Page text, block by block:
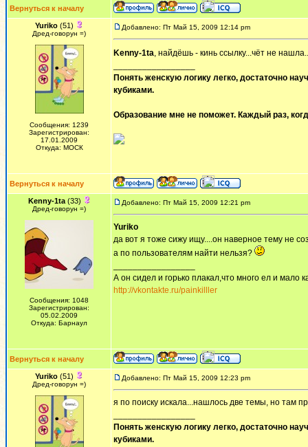
Вернуться к началу
Yuriko (51)
Дред-говорун =)
Сообщения: 1239
Зарегистрирован:
17.01.2009
Откуда: МОСК
Добавлено: Пт Май 15, 2009 12:14 pm
Kenny-1ta, найдёшь - кинь ссылку...чёт не
Понять женскую логику легко, достаточно
кубиками.
Образование мне не поможет. Каждый раз,
Вернуться к началу
Kenny-1ta(33)
Дред-говорун =)
Сообщения: 1048
Зарегистрирован:
05.02.2009
Откуда: Барнаул
Добавлено: Пт Май 15, 2009 12:21 pm
Yuriko
да вот я тоже сижу ищу....он наверное тему не
а по пользователям найти нельзя?
А он сидел и горько плакал,что много ел и мало
http://vkontakte.ru/painkilller
Вернуться к началу
Yuriko (51)
Дред-говорун =)
Добавлено: Пт Май 15, 2009 12:23 pm
я по поиску искала...нашлось две темы, но там
Понять женскую логику легко, достаточно
кубиками.